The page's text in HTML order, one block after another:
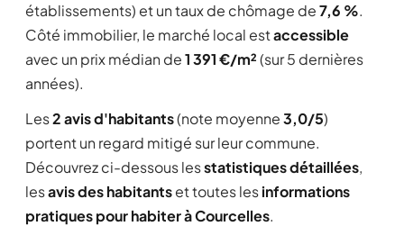
établissements) et un taux de chômage de7,6 %.
Côté immobilier, le marché local estaccessible
avec un prix médian de1 391 €/m²(sur 5 dernières
années).
Les2 avis d'habitants(note moyenne3,0/5)
portent un regard mitigé sur leur commune.
Découvrez ci-dessous lesstatistiques détaillées,
lesavis des habitantset toutes lesinformations
pratiques pour habiter à Courcelles.